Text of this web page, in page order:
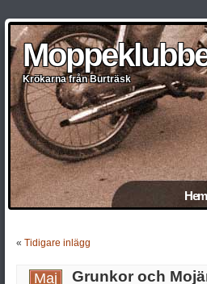
Krökarna från Burträsk
Krökarna från Burträsk
Krökarna från Burträsk
Krökarna från Burträsk
Krökarna från Burträsk
Hem
« Tidigare inlägg
Maj Grunkor och